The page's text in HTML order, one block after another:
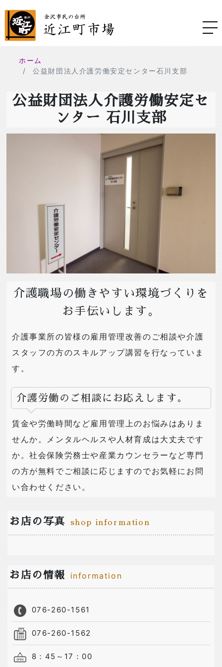
ホーム
公益財団法人介護労働安定センター石川支部
公益財団法人介護労働安定セ
ンター 石川支部
介護職場の働きやすい環境づくりを
お手伝いします。
介護事業所の皆様の雇用管理改善のご相談や介護
スタッフの方のスキルアップ講習を行なっていま
す。
介護労働のご相談にお応えします。
賃金や労働時間など雇用管理上のお悩みはありま
せんか。メンタルヘルスや人材育成は大丈夫です
か。社会保険労務士や産業カウンセラーなど専門
の方が無料でご相談に応じますのでお気軽にお問
い合わせください。
お店の写真 shop information
お店の情報 information
076-260-1561
076-260-1562
8：45～17：00